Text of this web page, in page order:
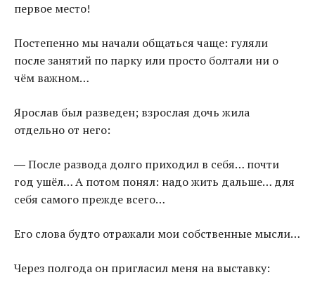
первое место!
Постепенно мы начали общаться чаще: гуляли
после занятий по парку или просто болтали ни о
чём важном…
Ярослав был разведен; взрослая дочь жила
отдельно от него:
― После развода долго приходил в себя… почти
год ушёл… А потом понял: надо жить дальше… для
себя самого прежде всего…
Его слова будто отражали мои собственные мысли…
Через полгода он пригласил меня на выставку: